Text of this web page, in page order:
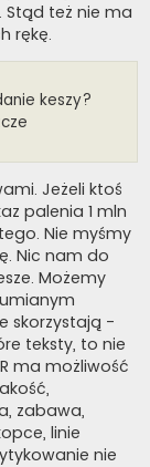
Stąd też nie ma
rękę.
keszy?
Jeżeli ktoś
palenia 1 mln
Nie myśmy
Nic nam do
Możemy
skorzystają -
teksty, to nie
ma możliwość
zabawa,
linie
nie